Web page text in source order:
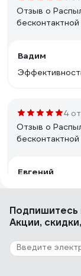
Отзыв о
Вадим
4
Отзыв о
бесконтактной
Евгений
Автономный
Подпишитесь
Акции,